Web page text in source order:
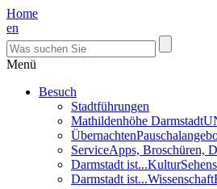
Home
en
Menü
Besuch
Stadtführungen
Mathildenhöhe Darmstadt
Übernachten
ServiceApps, Broschüren,
Darmstadt ist...Kultur
Darmstadt ist...Wissenschaft